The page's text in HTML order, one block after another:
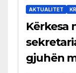
AKTUALITET
Kërkesa
gjuhën